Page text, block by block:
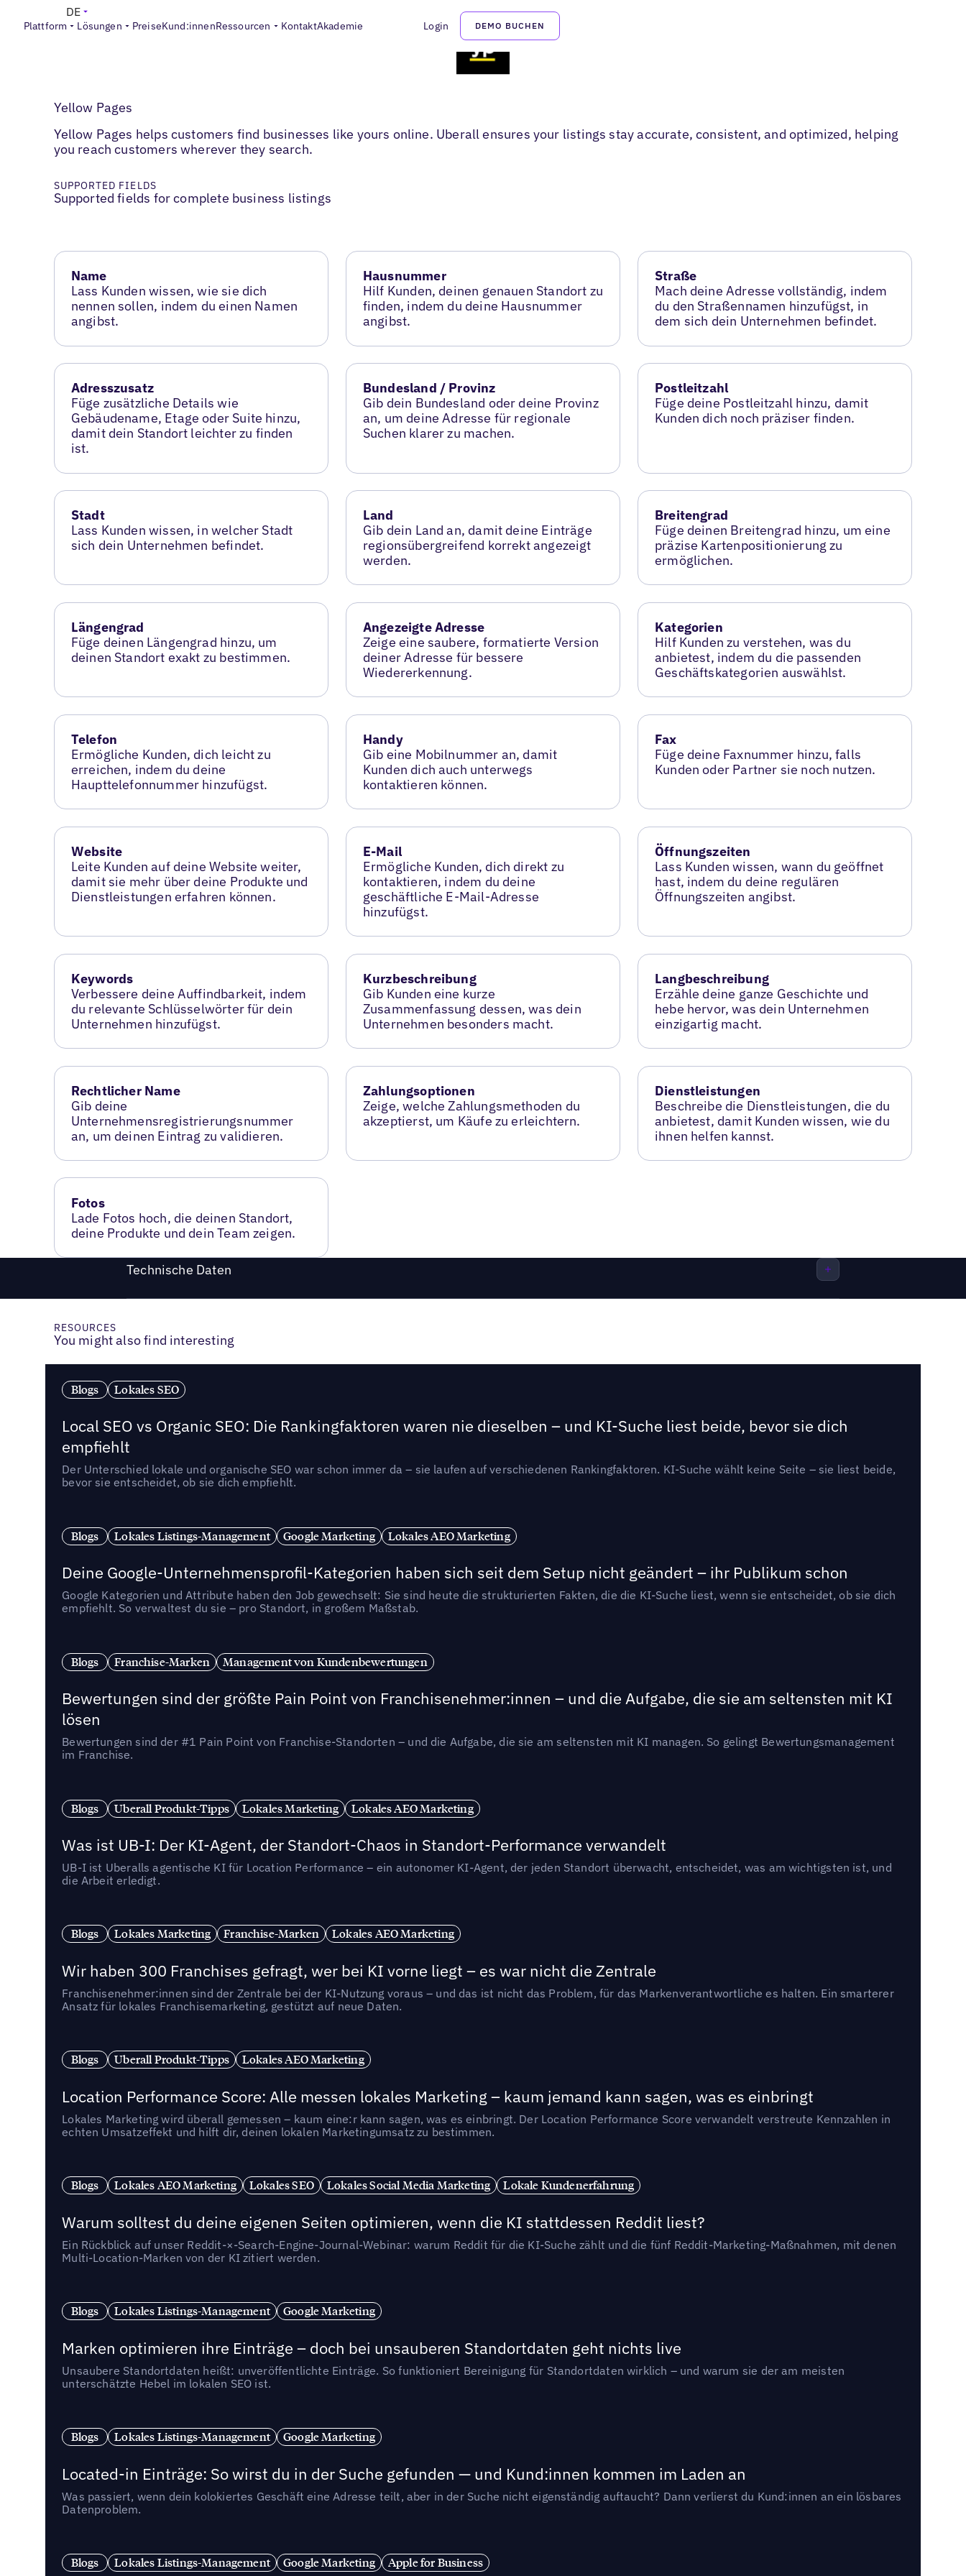
Plattform Lösungen PreiseKund:innenRessourcen KontaktAkademie Login DEMO BUCHEN
DE
Yellow Pages
Yellow Pages helps customers find businesses like yours online. Uberall ensures your listings stay accurate, consistent, and optimized, helping
you reach customers wherever they search.
SUPPORTED FIELDS
Supported fields for complete business listings
Name
Lass Kunden wissen, wie sie dich
nennen sollen, indem du einen Namen
angibst.
Hausnummer
Hilf Kunden, deinen genauen Standort zu
finden, indem du deine Hausnummer
angibst.
Straße
Mach deine Adresse vollständig, indem
du den Straßennamen hinzufügst, in
dem sich dein Unternehmen befindet.
Adresszusatz
Füge zusätzliche Details wie
Gebäudename, Etage oder Suite hinzu,
damit dein Standort leichter zu finden
ist.
Bundesland / Provinz
Gib dein Bundesland oder deine Provinz
an, um deine Adresse für regionale
Suchen klarer zu machen.
Postleitzahl
Füge deine Postleitzahl hinzu, damit
Kunden dich noch präziser finden.
Stadt
Lass Kunden wissen, in welcher Stadt
sich dein Unternehmen befindet.
Land
Gib dein Land an, damit deine Einträge
regionsübergreifend korrekt angezeigt
werden.
Breitengrad
Füge deinen Breitengrad hinzu, um eine
präzise Kartenpositionierung zu
ermöglichen.
Längengrad
Füge deinen Längengrad hinzu, um
deinen Standort exakt zu bestimmen.
Angezeigte Adresse
Zeige eine saubere, formatierte Version
deiner Adresse für bessere
Wiedererkennung.
Kategorien
Hilf Kunden zu verstehen, was du
anbietest, indem du die passenden
Geschäftskategorien auswählst.
Telefon
Ermögliche Kunden, dich leicht zu
erreichen, indem du deine
Haupttelefonnummer hinzufügst.
Handy
Gib eine Mobilnummer an, damit
Kunden dich auch unterwegs
kontaktieren können.
Fax
Füge deine Faxnummer hinzu, falls
Kunden oder Partner sie noch nutzen.
Website
Leite Kunden auf deine Website weiter,
damit sie mehr über deine Produkte und
Dienstleistungen erfahren können.
E-Mail
Ermögliche Kunden, dich direkt zu
kontaktieren, indem du deine
geschäftliche E-Mail-Adresse
hinzufügst.
Öffnungszeiten
Lass Kunden wissen, wann du geöffnet
hast, indem du deine regulären
Öffnungszeiten angibst.
Keywords
Verbessere deine Auffindbarkeit, indem
du relevante Schlüsselwörter für dein
Unternehmen hinzufügst.
Kurzbeschreibung
Gib Kunden eine kurze
Zusammenfassung dessen, was dein
Unternehmen besonders macht.
Langbeschreibung
Erzähle deine ganze Geschichte und
hebe hervor, was dein Unternehmen
einzigartig macht.
Rechtlicher Name
Gib deine
Unternehmensregistrierungsnummer
an, um deinen Eintrag zu validieren.
Zahlungsoptionen
Zeige, welche Zahlungsmethoden du
akzeptierst, um Käufe zu erleichtern.
Dienstleistungen
Beschreibe die Dienstleistungen, die du
anbietest, damit Kunden wissen, wie du
ihnen helfen kannst.
Fotos
Lade Fotos hoch, die deinen Standort,
deine Produkte und dein Team zeigen.
Technische Daten
RESOURCES
You might also find interesting
Blogs Lokales SEO
Local SEO vs Organic SEO: Die Rankingfaktoren waren nie dieselben – und KI-Suche liest beide, bevor sie dich
empfiehlt
Der Unterschied lokale und organische SEO war schon immer da – sie laufen auf verschiedenen Rankingfaktoren. KI-Suche wählt keine Seite – sie liest beide,
bevor sie entscheidet, ob sie dich empfiehlt.
Blogs Lokales Listings-Management Google Marketing Lokales AEO Marketing
Deine Google-Unternehmensprofil-Kategorien haben sich seit dem Setup nicht geändert – ihr Publikum schon
Google Kategorien und Attribute haben den Job gewechselt: Sie sind heute die strukturierten Fakten, die die KI-Suche liest, wenn sie entscheidet, ob sie dich
empfiehlt. So verwaltest du sie – pro Standort, in großem Maßstab.
Blogs Franchise-Marken Management von Kundenbewertungen
Bewertungen sind der größte Pain Point von Franchisenehmer:innen – und die Aufgabe, die sie am seltensten mit KI
lösen
Bewertungen sind der #1 Pain Point von Franchise-Standorten – und die Aufgabe, die sie am seltensten mit KI managen. So gelingt Bewertungsmanagement
im Franchise.
Blogs Uberall Produkt-Tipps Lokales Marketing Lokales AEO Marketing
Was ist UB-I: Der KI-Agent, der Standort-Chaos in Standort-Performance verwandelt
UB-I ist Uberalls agentische KI für Location Performance – ein autonomer KI-Agent, der jeden Standort überwacht, entscheidet, was am wichtigsten ist, und
die Arbeit erledigt.
Blogs Lokales Marketing Franchise-Marken Lokales AEO Marketing
Wir haben 300 Franchises gefragt, wer bei KI vorne liegt – es war nicht die Zentrale
Franchisenehmer:innen sind der Zentrale bei der KI-Nutzung voraus – und das ist nicht das Problem, für das Markenverantwortliche es halten. Ein smarterer
Ansatz für lokales Franchisemarketing, gestützt auf neue Daten.
Blogs Uberall Produkt-Tipps Lokales AEO Marketing
Location Performance Score: Alle messen lokales Marketing – kaum jemand kann sagen, was es einbringt
Lokales Marketing wird überall gemessen – kaum eine:r kann sagen, was es einbringt. Der Location Performance Score verwandelt verstreute Kennzahlen in
echten Umsatzeffekt und hilft dir, deinen lokalen Marketingumsatz zu bestimmen.
Blogs Lokales AEO Marketing Lokales SEO Lokales Social Media Marketing Lokale Kundenerfahrung
Warum solltest du deine eigenen Seiten optimieren, wenn die KI stattdessen Reddit liest?
Ein Rückblick auf unser Reddit-×-Search-Engine-Journal-Webinar: warum Reddit für die KI-Suche zählt und die fünf Reddit-Marketing-Maßnahmen, mit denen
Multi-Location-Marken von der KI zitiert werden.
Blogs Lokales Listings-Management Google Marketing
Marken optimieren ihre Einträge – doch bei unsauberen Standortdaten geht nichts live
Unsaubere Standortdaten heißt: unveröffentlichte Einträge. So funktioniert Bereinigung für Standortdaten wirklich – und warum sie der am meisten
unterschätzte Hebel im lokalen SEO ist.
Blogs Lokales Listings-Management Google Marketing
Located-in Einträge: So wirst du in der Suche gefunden — und Kund:innen kommen im Laden an
Was passiert, wenn dein kolokiertes Geschäft eine Adresse teilt, aber in der Suche nicht eigenständig auftaucht? Dann verlierst du Kund:innen an ein lösbares
Datenproblem.
Blogs Lokales Listings-Management Google Marketing Apple for Business